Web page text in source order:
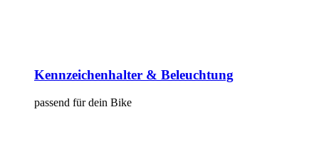
Kennzeichenhalter & Beleuchtung
passend für dein Bike